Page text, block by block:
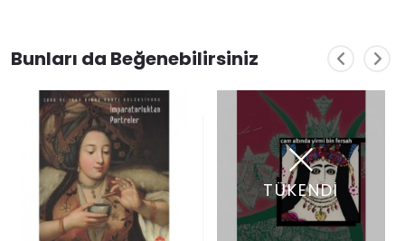
Bunları da Beğenebilirsiniz
TÜKENDİ